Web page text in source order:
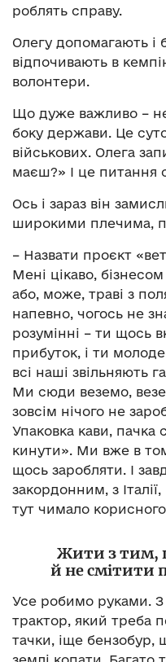
роблять справу.
Олегу допомагають і
відпочивають в
волонтери.
Що дуже важливо –
боку держави. Це
військових. Олега
маєш?» І це питання
Ось і зараз він
широкими плечима,
– Назвати проєкт
Мені цікаво,
або, може, траві з
напевно, чогось не
розумінні – ти щось
прибуток, і ти
всі наші звільняють
Ми сюди веземо,
зовсім нічого не
Упаковка кави, пачка
кинути». Ми вже в
щось заробляти. І
закордонним, з
тут чимало
Жити з тим,
й не смітити
Усе робимо руками. З
трактор, який треба
тачки, іще бензобур,